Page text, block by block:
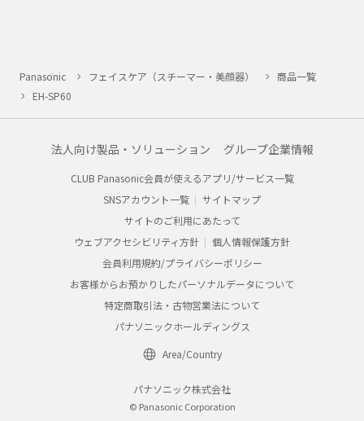
Panasonic フェイスケア（スチーマー・美顔器）
商品一覧
EH-SP60
法人向け製品・ソリューション グループ企業情報
CLUB Panasonic会員が使えるアプリ/サービス一覧
SNSアカウント一覧
サイトマップ
サイトのご利用にあたって
ウェブアクセシビリティ方針
個人情報保護方針
会員利用規約/プライバシーポリシー
お客様からお預かりしたパーソナルデータについて
特定商取引法・古物営業法について
パナソニックホールディングス
Area/Country
パナソニック株式会社
© Panasonic Corporation